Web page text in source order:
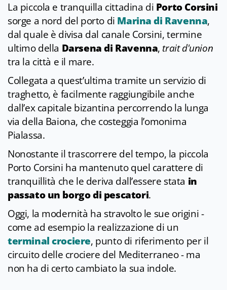
La piccola e tranquilla cittadina di Porto Corsini
sorge a nord del porto di Marina di Ravenna,
dal quale è divisa dal canale Corsini, termine
ultimo della Darsena di Ravenna, trait d'union
tra la città e il mare.
Collegata a quest’ultima tramite un servizio di
traghetto, è facilmente raggiungibile anche
dall’ex capitale bizantina percorrendo la lunga
via della Baiona, che costeggia l’omonima
Pialassa.
Nonostante il trascorrere del tempo, la piccola
Porto Corsini ha mantenuto quel carattere di
tranquillità che le deriva dall’essere stata in
passato un borgo di pescatori.
Oggi, la modernità ha stravolto le sue origini -
come ad esempio la realizzazione di un
terminal crociere, punto di riferimento per il
circuito delle crociere del Mediterraneo - ma
non ha di certo cambiato la sua indole.